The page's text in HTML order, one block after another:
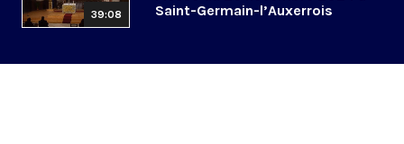
39:08
Saint-Germain-l’Auxerrois